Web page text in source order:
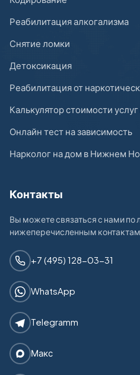
Реабилитация алкогализма
Снятие ломки
Детоксикация
Реабилитация от
Калькулятор стоимости
Онлайн тест на зависимость
Нарколог на дом в Нижнем
Контакты
Вы можете связаться с нами по
нижеперечисленным контактам.
+7 (495) 128-03-31
WhatsApp
Telegramm
Макс